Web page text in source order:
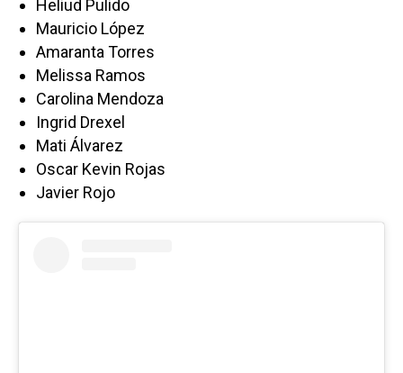
Heliud Pulido
Mauricio López
Amaranta Torres
Melissa Ramos
Carolina Mendoza
Ingrid Drexel
Mati Álvarez
Oscar Kevin Rojas
Javier Rojo